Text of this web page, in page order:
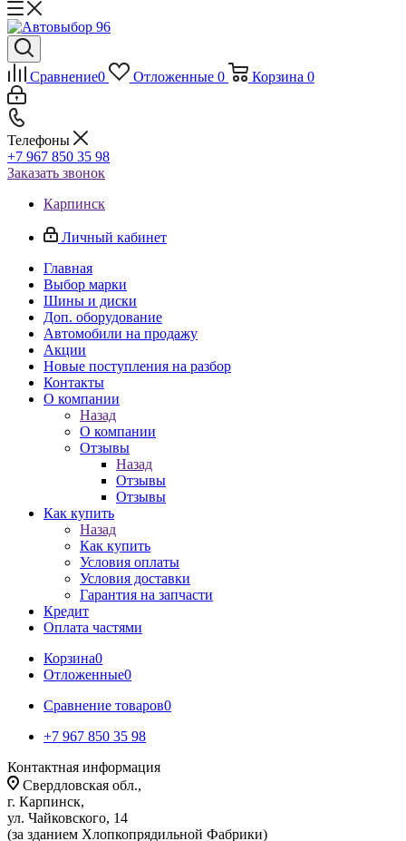
Сравнение0 Отложенные 0 Корзина 0
Телефоны
+7 967 850 35 98
Заказать звонок
Карпинск
Личный кабинет
Главная
Выбор марки
Шины и диски
Доп. оборудование
Автомобили на продажу
Акции
Новые поступления на разбор
Контакты
О компании
Назад
О компании
Отзывы
Назад
Отзывы
Отзывы
Как купить
Назад
Как купить
Условия оплаты
Условия доставки
Гарантия на запчасти
Кредит
Оплата частями
Корзина0
Отложенные0
Сравнение товаров0
+7 967 850 35 98
Контактная информация
Свердловская обл.,
г. Карпинск,
ул. Чайковского, 14
(за зданием Хлопкопрядильной Фабрики)